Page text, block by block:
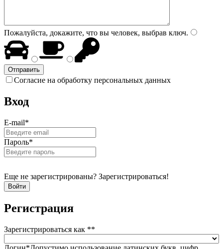
Пожалуйста, докажите, что вы человек, выбрав ключ.
Согласие на обработку персональных данных
Вход
E-mail*
Пароль*
Еще не зарегистрированы? Зарегистрироваться!
Регистрация
Зарегистрироваться как **